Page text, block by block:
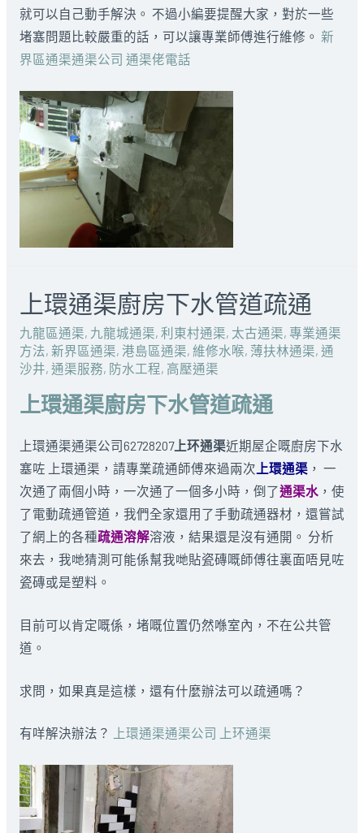
就可以自己動手解決。 不過小編要提醒大家，對於一些
堵塞問題比較嚴重的話，可以讓專業師傅進行維修。 新
界區通渠通渠公司 通渠佬電話
上環通渠廚房下水管道疏通
九龍區通渠, 九龍城通渠, 利東村通渠, 太古通渠, 專業通渠
方法, 新界區通渠, 港島區通渠, 維修水喉, 薄扶林通渠, 通
沙井, 通渠服務, 防水工程, 高壓通渠
上環通渠廚房下水管道疏通
上環通渠通渠公司62728207上环通渠近期屋企嘅廚房下水
塞咗 上環通渠，請專業疏通師傅來過兩次 上環通渠， 一
次通了兩個小時，一次通了一個多小時，倒了通渠水，使
了電動疏通管道，我們全家還用了手動疏通器材，還嘗試
了網上的各種疏通溶解溶液，結果還是沒有通開。 分析
來去，我哋猜測可能係幫我哋貼瓷磚嘅師傅往裏面唔見咗
瓷磚或是塑料。
目前可以肯定嘅係，堵嘅位置仍然喺室內，不在公共管
道。
求問，如果真是這樣，還有什麼辦法可以疏通嗎？
有咩解決辦法？ 上環通渠通渠公司 上环通渠